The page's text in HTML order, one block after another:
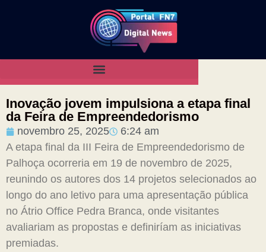
Inovação jovem impulsiona a etapa final
da Feira de Empreendedorismo
novembro 25, 2025
6:24 am
A etapa final da III Feira de Empreendedorismo de
Palhoça ocorreria em 19 de novembro de 2025,
reunindo os autores dos 14 projetos selecionados ao
longo do ano letivo para uma apresentação pública
no Átrio Office Pedra Branca, onde visitantes
avaliariam as propostas e definiríam as iniciativas
premiadas.